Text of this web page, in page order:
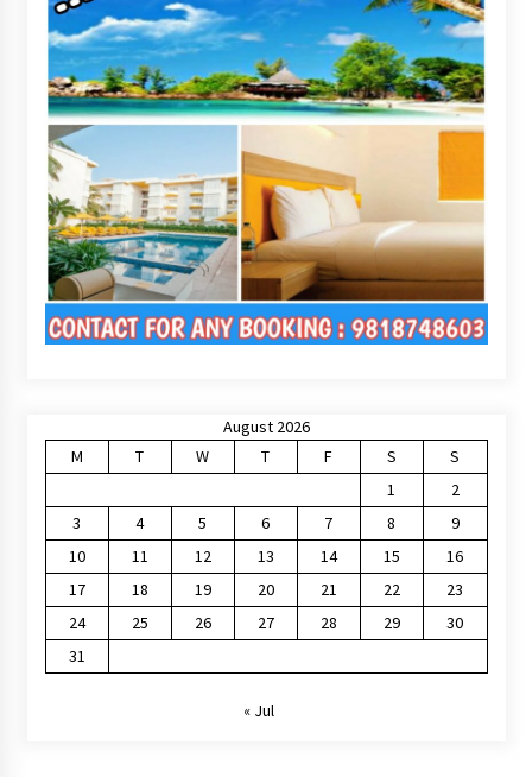
August 2026
M
T W T F S
S
1
2
3
4 5 6 7 8
9
10
11 12 13 14 15
16
17
18 19 20 21 22
23
24
25 26 27 28 29
30
31
« Jul